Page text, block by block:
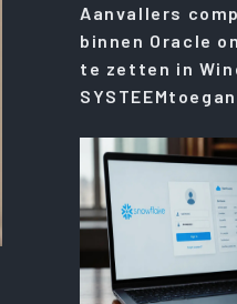
Aanvallers
binnen Oracle
te zetten in